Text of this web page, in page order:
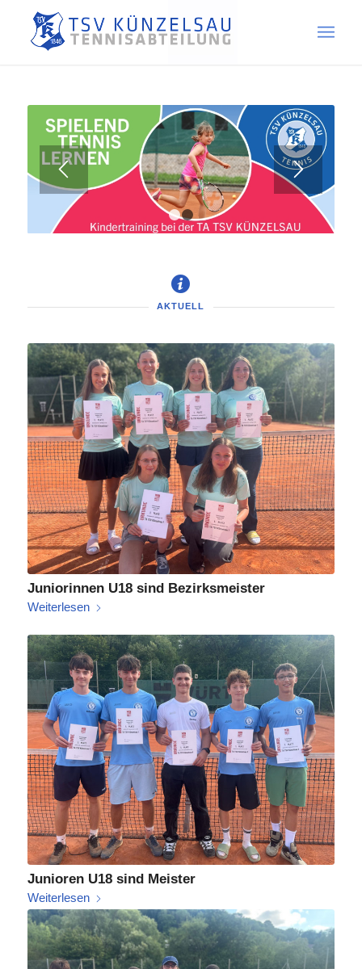
1 2
AKTUELL
Juniorinnen U18 sind Bezirksmeister
Weiterlesen
Junioren U18 sind Meister
Weiterlesen